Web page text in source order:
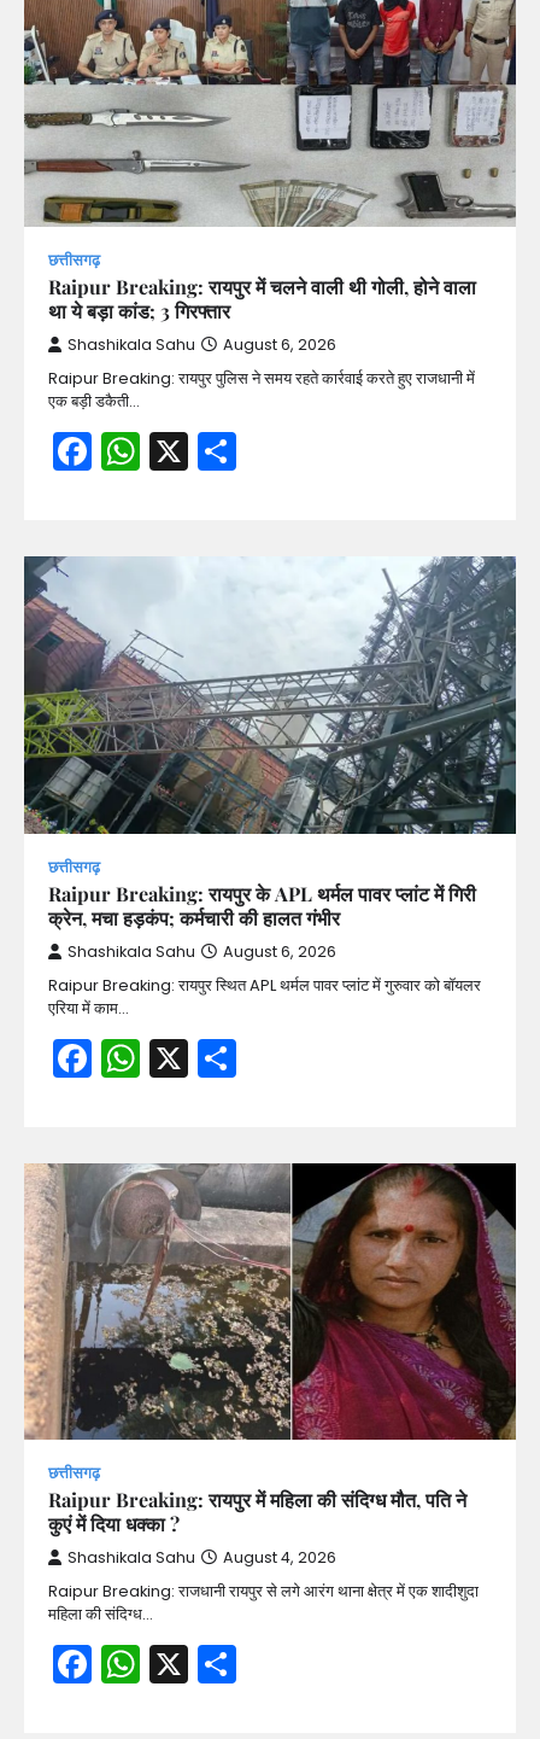
छत्तीसगढ़
Raipur Breaking: रायपुर में चलने वाली थी गोली, होने वाला
था ये बड़ा कांड; 3 गिरफ्तार
Shashikala Sahu August 6, 2026
Raipur Breaking: रायपुर पुलिस ने समय रहते कार्रवाई करते हुए राजधानी में
एक बड़ी डकैती…
Facebook
WhatsApp
X
छत्तीसगढ़
Raipur Breaking: रायपुर के APL थर्मल पावर प्लांट में गिरी
क्रेन, मचा हड़कंप; कर्मचारी की हालत गंभीर
Shashikala Sahu August 6, 2026
Raipur Breaking: रायपुर स्थित APL थर्मल पावर प्लांट में गुरुवार को बॉयलर
एरिया में काम…
Facebook
WhatsApp
X
छत्तीसगढ़
Raipur Breaking: रायपुर में महिला की संदिग्ध मौत, पति ने
कुएं में दिया धक्का ?
Shashikala Sahu August 4, 2026
Raipur Breaking: राजधानी रायपुर से लगे आरंग थाना क्षेत्र में एक शादीशुदा
महिला की संदिग्ध…
Facebook
WhatsApp
X